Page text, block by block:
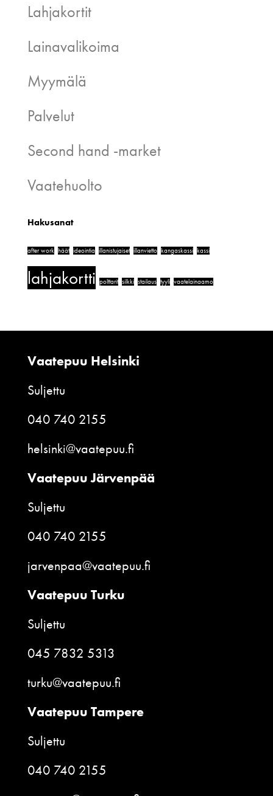
Lahjakortit
Lainavalikoima
Myymälä
Palvelut
Second hand -market
Vaatehuolto
Hakusanat
after work häät ideointia illanistujaiset illanvietto kangaskassi kassi
lahjakortti polttarit silkki stailaus tyyli vaatelainaamo
Vaatepuu Helsinki
Suljettu
040 740 2155
helsinki@vaatepuu.fi
Vaatepuu Järvenpää
Suljettu
040 740 2155
jarvenpaa@vaatepuu.fi
Vaatepuu Turku
Suljettu
045 7832 5313
turku@vaatepuu.fi
Vaatepuu Tampere
Suljettu
040 740 2155